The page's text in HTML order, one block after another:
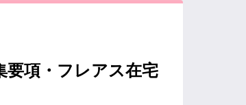
要項・フレアス在宅